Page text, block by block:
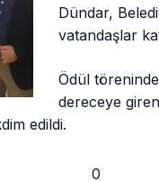
Dündar,
vatandaşlar
Ödül
dereceye
edildi.
0